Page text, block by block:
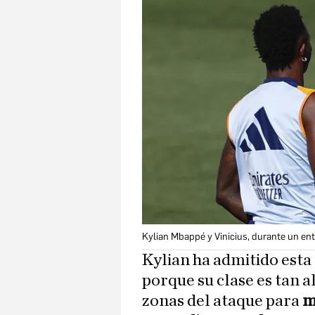
Kylian Mbappé y Vinicius, durante un
Kylian ha admitido
porque su clase es tan
zonas del ataque para